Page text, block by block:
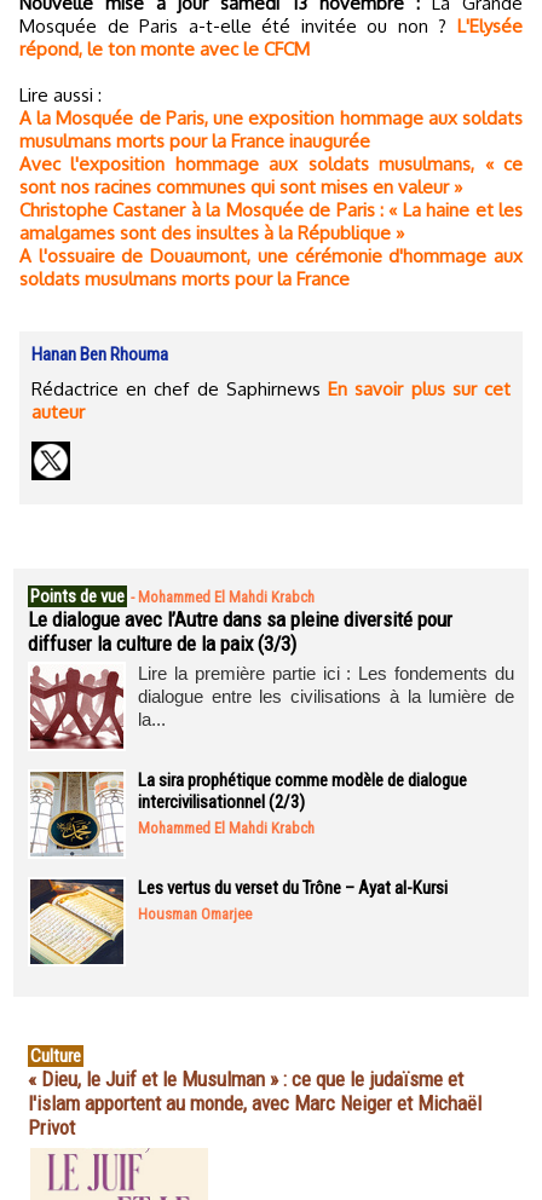
Mosquée de Paris a-t-elle été invitée ou non ? L'Elysée
répond, le ton monte avec le CFCM
Lire aussi :
A la Mosquée de Paris, une exposition hommage aux soldats
musulmans morts pour la France inaugurée
Avec l'exposition hommage aux soldats musulmans, « ce
sont nos racines communes qui sont mises en valeur »
Christophe Castaner à la Mosquée de Paris : « La haine et les
amalgames sont des insultes à la République »
A l'ossuaire de Douaumont, une cérémonie d'hommage aux
soldats musulmans morts pour la France
Hanan Ben Rhouma
Rédactrice en chef de SaphirnewsEn savoir plus sur cet
auteur
Points de vue - Mohammed El Mahdi Krabch
Le dialogue avec l’Autre dans sa pleine diversité pour
diffuser la culture de la paix (3/3)
Lire la première partie ici : Les fondements du
dialogue entre les civilisations à la lumière de
la...
La sira prophétique comme modèle de dialogue
intercivilisationnel (2/3)
Mohammed El Mahdi Krabch
Les vertus du verset du Trône – Ayat al-Kursi
Housman Omarjee
Culture
« Dieu, le Juif et le Musulman » : ce que le judaïsme et
l'islam apportent au monde, avec Marc Neiger et Michaël
Privot